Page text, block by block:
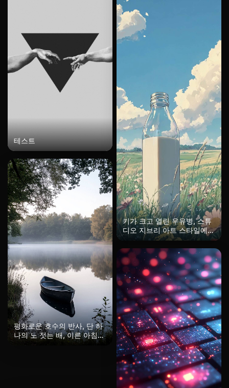
색과 차트르즈 색으로 변형됩
니다. 강은 연한 보라색과 민
트 톤을 반사하고, 풀밭은 어
두운 보라색 그림자에 비해
거의 생물발광해 보입니다.
자연주의적 색 없음의 환상적
이거나 외계적인 분위기는 대
보색의 충돌은 진정으로 이상
하고 이세계적인 것을 창조합
니다.
드 초상화를 중심으로 하며,
독특한 그리드 매트릭스의 발
광 노드를 통해 표현되어 분
열된, 거의 점묘적인 표면 질
감을 생성합니다. 색상 팔레
트는 극적인 명암 원칙에 따
라 작동하며, 깊은 차콜 블루
와 흑요석 블랙이 건축 환경
과 흐린 하늘을 지배하고, 타
오르는 크림슨과 녹아내린 오
렌지가 초상화의 윤곽, 특히
머리카락, 눈 구멍, 광대뼈를
전기적으로 강조하여 생생한
시각적 긴장을 생성합니다.
아래의 젖은 아스팔트는 이러
한 크림슨 강조점을 반사하여
대칭적인 반사로 대기 깊이를
증폭시킵니다. 낮은 각도에서
의 시각은 수직 비율을 과장
하여 거리 수준의 차량과 보
행자를 축소시키고, 감시 국
가의 기념비적인 성격을 강조
합니다. 주변 조명은 흐린 황
혼과 인공적인 도시 소스에서
비롯되어 부드러운 확산 그림
자를 생성하고 초상화 자체의
니다. 전체적인 분위기는 반
유토피아적 친밀감을 불러일
으킵니다. 기계 속의 유령이
익명의 도시 존재를 지켜보고
있으며, 기술적 장관과 불안
한 엿보는 사이에 매달려 있
습니다.
테스트
키가 크고 열린 우유병, 스튜
디오 지브리 아트 스타일에서
영감을 받은 이미지
평화로운 호수의 반사, 단 하
나의 노 젓는 배, 이른 아침
안개, 잔잔한 물, 미니멀리스